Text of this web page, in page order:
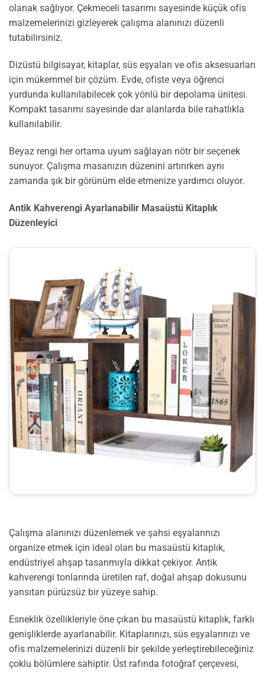
olanak sağlıyor. Çekmeceli tasarımı sayesinde küçük ofis
malzemelerinizi gizleyerek çalışma alanınızı düzenli
tutabilirsiniz.
Dizüstü bilgisayar, kitaplar, süs eşyaları ve ofis aksesuarları
için mükemmel bir çözüm. Evde, ofiste veya öğrenci
yurdunda kullanılabilecek çok yönlü bir depolama ünitesi.
Kompakt tasarımı sayesinde dar alanlarda bile rahatlıkla
kullanılabilir.
Beyaz rengi her ortama uyum sağlayan nötr bir seçenek
sunuyor. Çalışma masanızın düzenini artırırken aynı
zamanda şık bir görünüm elde etmenize yardımcı oluyor.
Antik Kahverengi Ayarlanabilir Masaüstü Kitaplık
Düzenleyici
Çalışma alanınızı düzenlemek ve şahsi eşyalarınızı
organize etmek için ideal olan bu masaüstü kitaplık,
endüstriyel ahşap tasarımıyla dikkat çekiyor. Antik
kahverengi tonlarında üretilen raf, doğal ahşap dokusunu
yansıtan pürüzsüz bir yüzeye sahip.
Esneklik özellikleriyle öne çıkan bu masaüstü kitaplık, farklı
genişliklerde ayarlanabilir. Kitaplarınızı, süs eşyalarınızı ve
ofis malzemelerinizi düzenli bir şekilde yerleştirebileceğiniz
çoklu bölümlere sahiptir. Üst rafında fotoğraf çerçevesi,